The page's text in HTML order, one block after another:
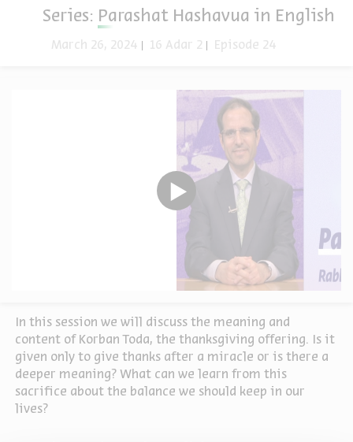
Balanced Life
Series: Parashat Hashavua in English
March 26, 2024 16 Adar 2 Episode 24
In this session we will discuss the meaning and
content of Korban Toda, the thanksgiving offering. Is it
given only to give thanks after a miracle or is there a
deeper meaning? What can we learn from this
sacrifice about the balance we should keep in our
lives?